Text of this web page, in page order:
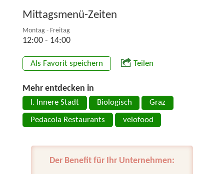
Mittagsmenü-Zeiten
Montag - Freitag
12:00 - 14:00
Als Favorit speichern Teilen
Mehr entdecken in
I. Innere Stadt Biologisch Graz
Pedacola Restaurants velofood
Der Benefit für Ihr Unternehmen: